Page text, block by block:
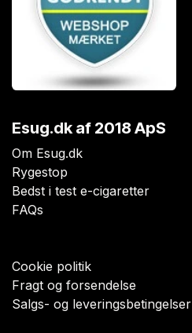
Esug.dkaf 2018 ApS
Om Esug.dk
Rygestop
Bedst i test e-cigaretter
FAQs
Cookie politik
Fragt og forsendelse
Salgs- og leveringsbetingelser